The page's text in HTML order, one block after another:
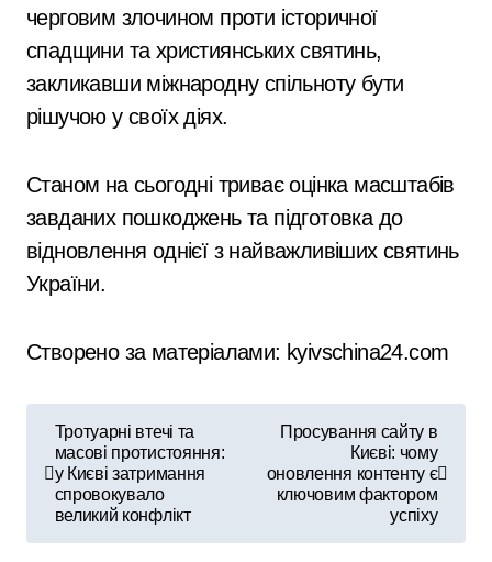
черговим злочином проти історичної
спадщини та християнських святинь,
закликавши міжнародну спільноту бути
рішучою у своїх діях.
Станом на сьогодні триває оцінка масштабів
завданих пошкоджень та підготовка до
відновлення однієї з найважливіших святинь
України.
Створено за матеріалами: kyivschina24.com
Тротуарні втечі та
масові протистояння:
у Києві затримання
спровокувало
великий конфлікт
Просування сайту в
Києві: чому
оновлення контенту є
ключовим фактором
успіху